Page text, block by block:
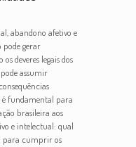
abandono afetivo e
gerar
deveres legais dos
assumir
é fundamental para
brasileira aos
e intelectual: qual
para cumprir os